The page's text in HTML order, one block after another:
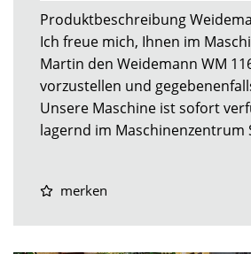
Produktbeschreibung
Ich freue mich, Ihnen im
Martin den Weidemann WM
vorzustellen und
Unsere Maschine ist sofort
lagernd im Maschinenzentrum
merken